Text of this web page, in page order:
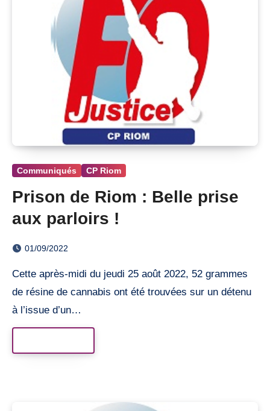
Communiqués CP Riom
Prison de Riom : Belle prise
aux parloirs !
01/09/2022
Cette après-midi du jeudi 25 août 2022, 52 grammes
de résine de cannabis ont été trouvées sur un détenu
à l’issue d’un…